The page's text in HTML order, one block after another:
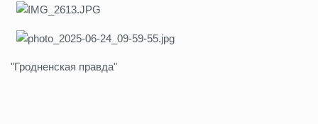
"Гродненская правда"